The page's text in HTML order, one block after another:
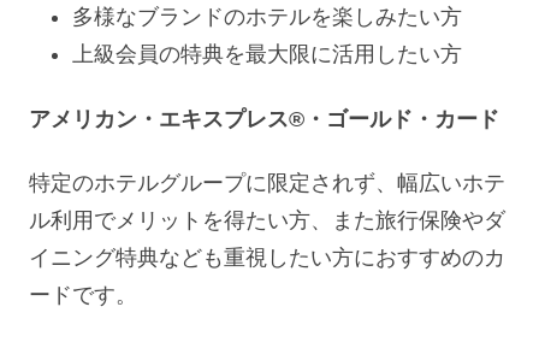
多様なブランドのホテルを楽しみたい方
上級会員の特典を最大限に活用したい方
アメリカン・エキスプレス®・ゴールド・カード
特定のホテルグループに限定されず、幅広いホテ
ル利用でメリットを得たい方、また旅行保険やダ
イニング特典なども重視したい方におすすめのカ
ードです。